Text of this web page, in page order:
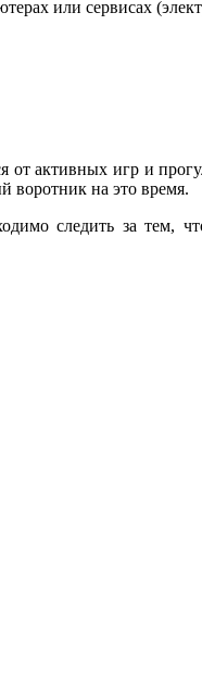
или сервисах
от активных игр и
воротник на это время.
следить за тем,